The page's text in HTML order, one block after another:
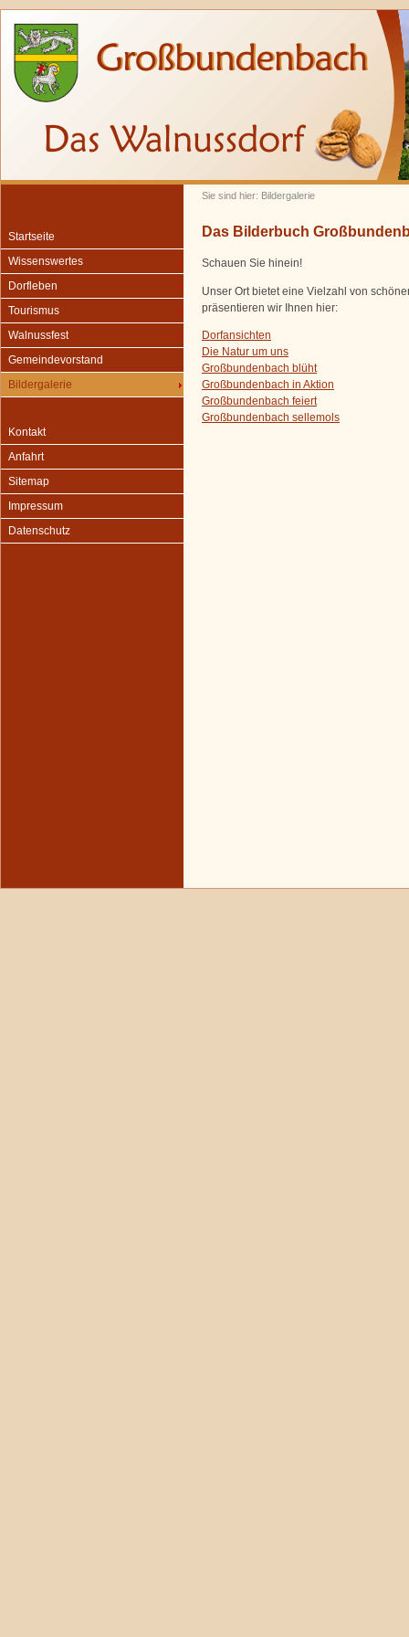
Sie sind hier: Bildergalerie
Startseite
Wissenswertes
Dorfleben
Tourismus
Walnussfest
Gemeindevorstand
Bildergalerie
Kontakt
Anfahrt
Sitemap
Impressum
Datenschutz
Das Bilderbuch
Schauen Sie hinein!
Unser Ort bietet eine Vielzahl von
präsentieren wir Ihnen hier:
Dorfansichten
Die Natur um uns
Großbundenbach blüht
Großbundenbach in Aktion
Großbundenbach feiert
Großbundenbach sellemols